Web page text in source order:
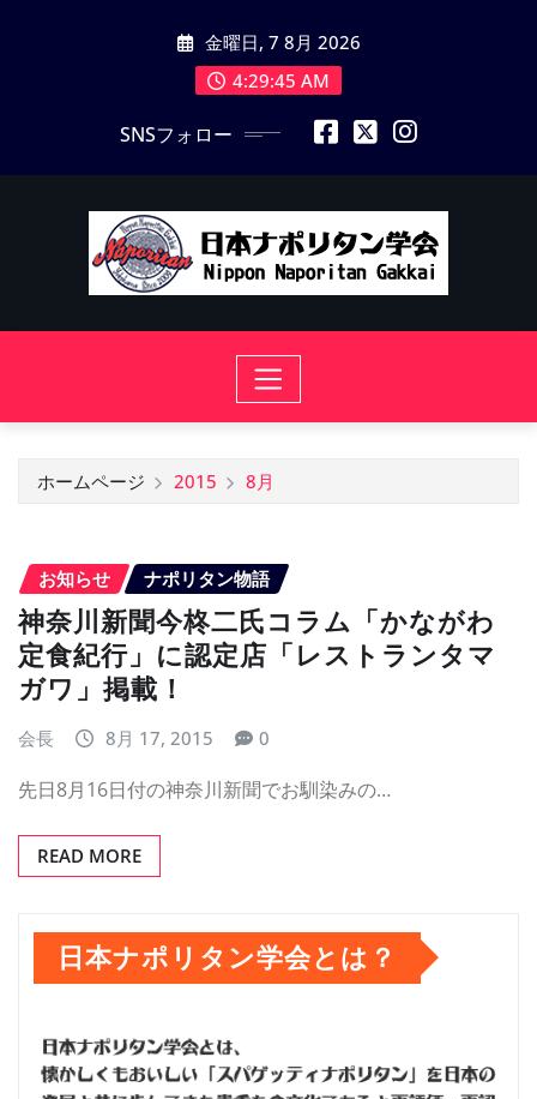
金曜日, 7 8月 2026
4:29:45 AM
SNSフォロー
ホームページ 2015 8月
お知らせ ナポリタン物語
神奈川新聞今柊二氏コラム「かながわ
定食紀行」に認定店「レストランタマ
ガワ」掲載！
会長 8月 17, 2015 0
先日8月16日付の神奈川新聞でお馴染みの…
READ MORE
日本ナポリタン学会とは？